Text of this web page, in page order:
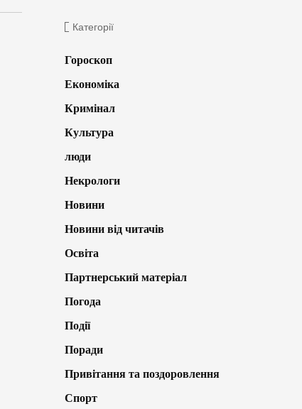
Категорії
Гороскоп
Економіка
Кримінал
Культура
люди
Некрологи
Новини
Новини від читачів
Освіта
Партнерський матеріал
Погода
Події
Поради
Привітання та поздоровлення
Спорт